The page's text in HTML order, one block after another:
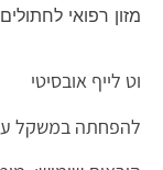
מזון רפואי
וט לייף אובסיטי
להפחתה במשקל